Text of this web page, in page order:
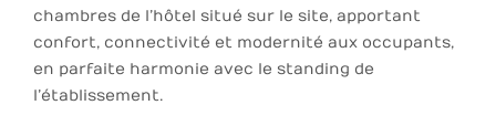
chambres de l’hôtel situé sur le site, apportant
confort, connectivité et modernité aux occupants,
en parfaite harmonie avec le standing de
l’établissement.